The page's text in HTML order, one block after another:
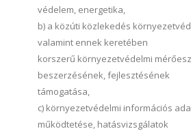
védelem, energetika,
b) a közúti közlekedés
valamint ennek keretében
korszerű környezetvédelmi
beszerzésének, fejlesztésének
támogatása,
c) környezetvédelmi információs
működtetése, hatásvizsgálatok